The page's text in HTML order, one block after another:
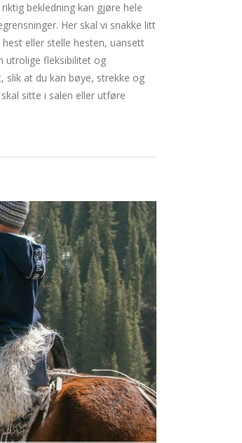
bekledning kan gjøre hele
Her skal vi snakke litt
eller stelle hesten, uansett
utrolige fleksibilitet og
slik at du kan bøye, strekke og
sitte i salen eller utføre